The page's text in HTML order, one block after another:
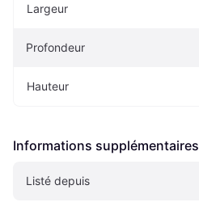
Largeur
Profondeur
Hauteur
Informations supplémentaires
Listé depuis